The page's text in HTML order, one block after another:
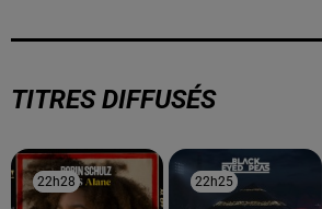
TITRES DIFFUSÉS
22h28
22h28 22h25
22h25